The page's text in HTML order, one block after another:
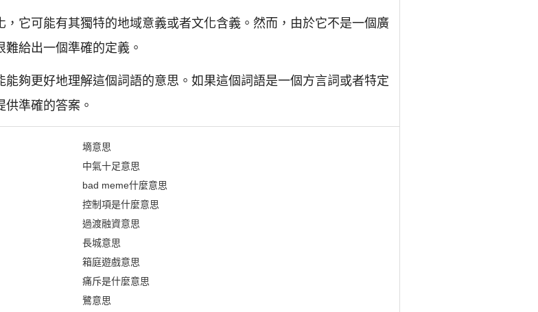
它可能有其獨特的地域意義或者文化含義。然而，由於它不是一個廣
給出一個準確的定義。
夠更好地理解這個詞語的意思。如果這個詞語是一個方言詞或者特定
準確的答案。
墑意思
中氣十足意思
bad meme什麼意思
控制項是什麼意思
過渡融資意思
長城意思
箱庭遊戲意思
痛斥是什麼意思
鷺意思